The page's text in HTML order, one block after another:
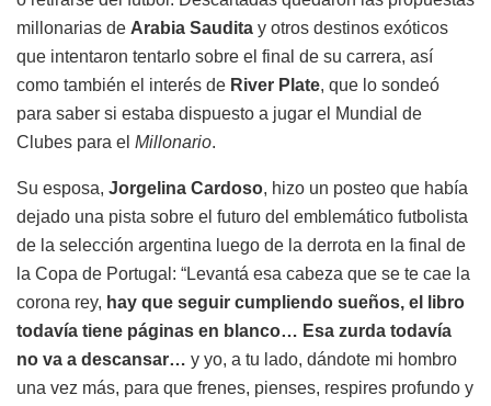
millonarias de Arabia Saudita y otros destinos exóticos
que intentaron tentarlo sobre el final de su carrera, así
como también el interés de River Plate, que lo sondeó
para saber si estaba dispuesto a jugar el Mundial de
Clubes para el Millonario.
Su esposa, Jorgelina Cardoso, hizo un posteo que había
dejado una pista sobre el futuro del emblemático futbolista
de la selección argentina luego de la derrota en la final de
la Copa de Portugal: “Levantá esa cabeza que se te cae la
corona rey, hay que seguir cumpliendo sueños, el libro
todavía tiene páginas en blanco… Esa zurda todavía
no va a descansar… y yo, a tu lado, dándote mi hombro
una vez más, para que frenes, pienses, respires profundo y